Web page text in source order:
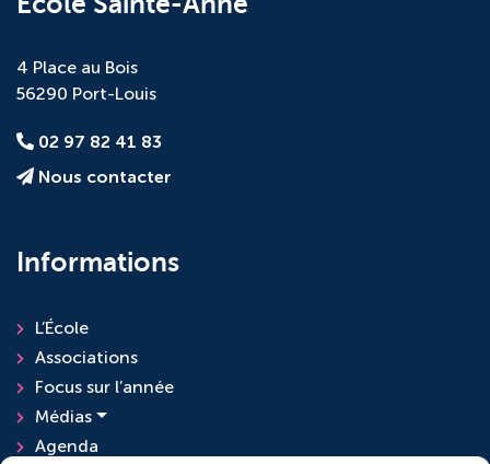
4 Place au Bois
56290 Port-Louis
02 97 82 41 83
Nous contacter
Informations
L’École
Associations
Focus sur l’année
Médias
Agenda